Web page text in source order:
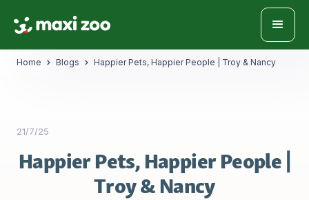
Home Blogs Happier Pets, Happier People | Troy & Nancy
21/7/25
Happier Pets, Happier People |
Troy & Nancy